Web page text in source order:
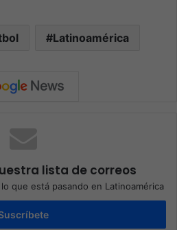
Latinoamérica
lista de correos
que está pasando en Latinoamérica